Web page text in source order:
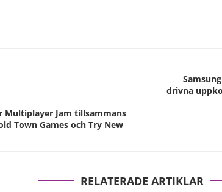
Multiplayer Jam tillsammans
Town Games och Try New
drivna
RELATERADE ARTIKLAR